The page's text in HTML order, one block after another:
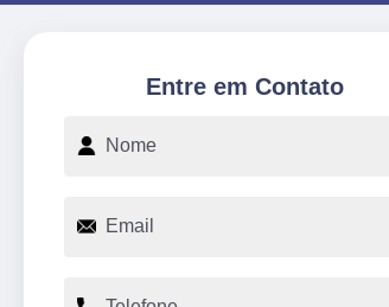
Entre em Contato